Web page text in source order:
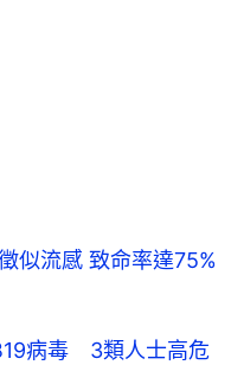
似流感 致命率達75%
病毒 3類人士高危